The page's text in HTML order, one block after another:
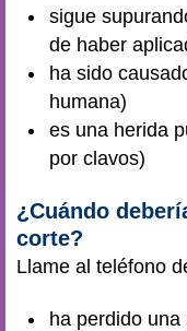
sigue
de haber
ha sido
humana)
es una herida
por clavos)
¿Cuándo
corte?
Llame al teléfono
ha perdido